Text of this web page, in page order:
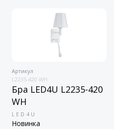
Артикул
L2235-420 WH
Бра LED4U L2235-420
WH
LED4U
Новинка